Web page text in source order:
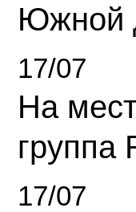
Южной
17/07
На
группа
17/07